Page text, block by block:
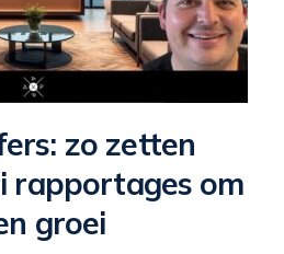
zo zetten
rapportages om
groei